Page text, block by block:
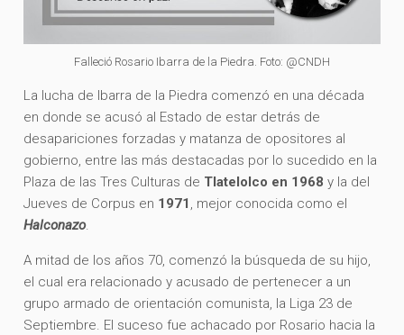
Falleció Rosario Ibarra de la Piedra. Foto: @CNDH
La lucha de Ibarra de la Piedra comenzó en una década
en donde se acusó al Estado de estar detrás de
desapariciones forzadas y matanza de opositores al
gobierno, entre las más destacadas por lo sucedido en la
Plaza de las Tres Culturas de Tlatelolco en 1968 y la del
Jueves de Corpus en 1971
, mejor conocida como el
Halconazo.
A mitad de los años 70, comenzó la búsqueda de su hijo,
el cual era relacionado y acusado de pertenecer a un
grupo armado de orientación comunista, la Liga 23 de
Septiembre. El suceso fue achacado por Rosario hacia la